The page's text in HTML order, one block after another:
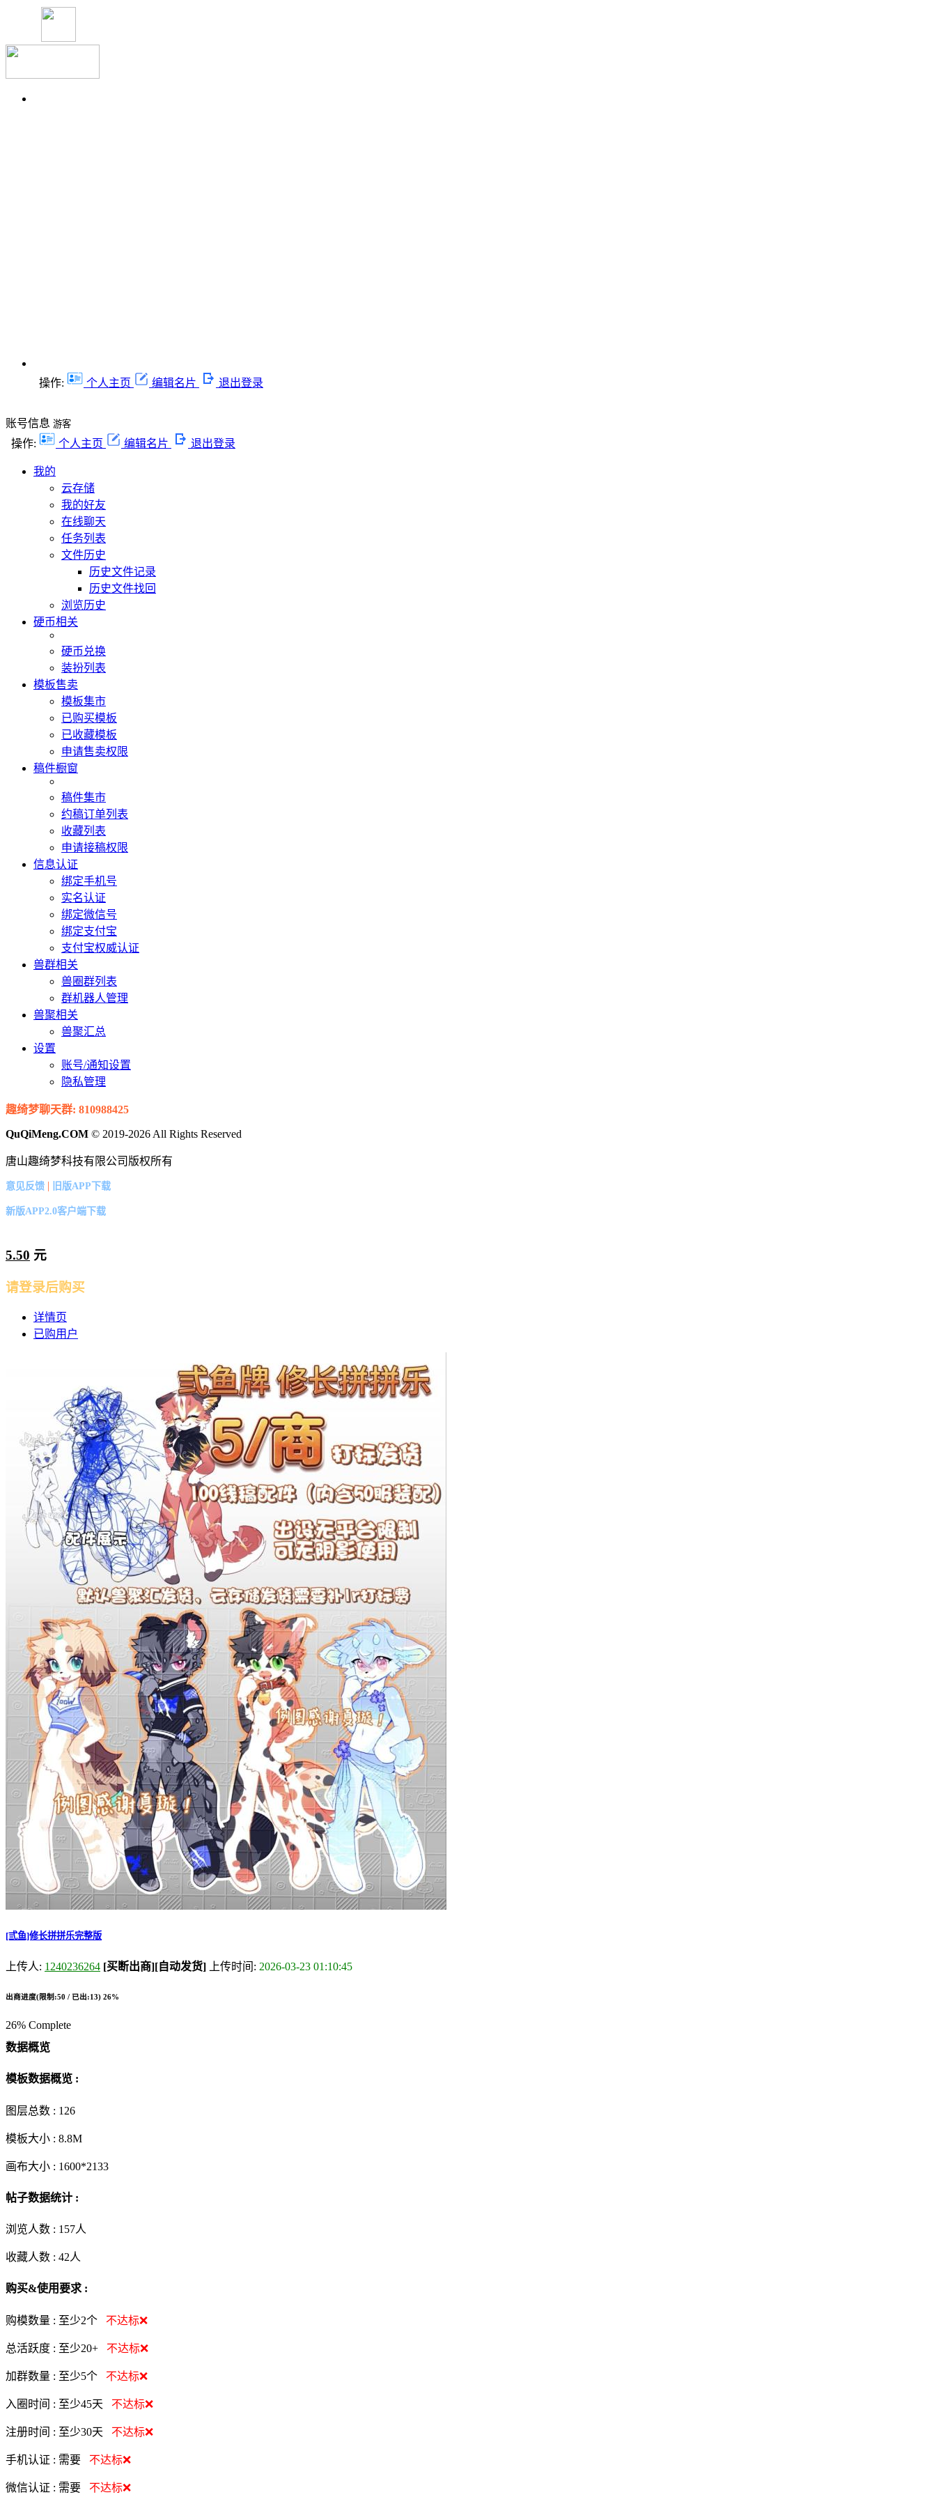
操作: 个人主页 编辑名片 退出登录
账号信息 游客
操作: 个人主页 编辑名片 退出登录
我的
云存储
我的好友
在线聊天
任务列表
文件历史
历史文件记录
历史文件找回
浏览历史
硬币相关
硬币兑换
装扮列表
模板售卖
模板集市
已购买模板
已收藏模板
申请售卖权限
稿件橱窗
稿件集市
约稿订单列表
收藏列表
申请接稿权限
信息认证
绑定手机号
实名认证
绑定微信号
绑定支付宝
支付宝权威认证
兽群相关
兽圈群列表
群机器人管理
兽聚相关
兽聚汇总
设置
账号/通知设置
隐私管理
趣绮梦聊天群: 810988425
QuQiMeng.COM © 2019-2026 All Rights Reserved
唐山趣绮梦科技有限公司版权所有
意见反馈 | 旧版APP下载
新版APP2.0客户端下载
5.50 元
请登录后购买
详情页
已购用户
[弎鱼]修长拼拼乐完整版
上传人: 1240236264 [买断出商][自动发货] 上传时间: 2026-03-23 01:10:45
出商进度(限制:50 / 已出:13) 26%
26% Complete
数据概览
模板数据概览 :
图层总数 : 126
模板大小 : 8.8M
画布大小 : 1600*2133
帖子数据统计 :
浏览人数 : 157人
收藏人数 : 42人
购买&使用要求 :
购模数量 : 至少2个 不达标❌
总活跃度 : 至少20+ 不达标❌
加群数量 : 至少5个 不达标❌
入圈时间 : 至少45天 不达标❌
注册时间 : 至少30天 不达标❌
手机认证 : 需要 不达标❌
微信认证 : 需要 不达标❌